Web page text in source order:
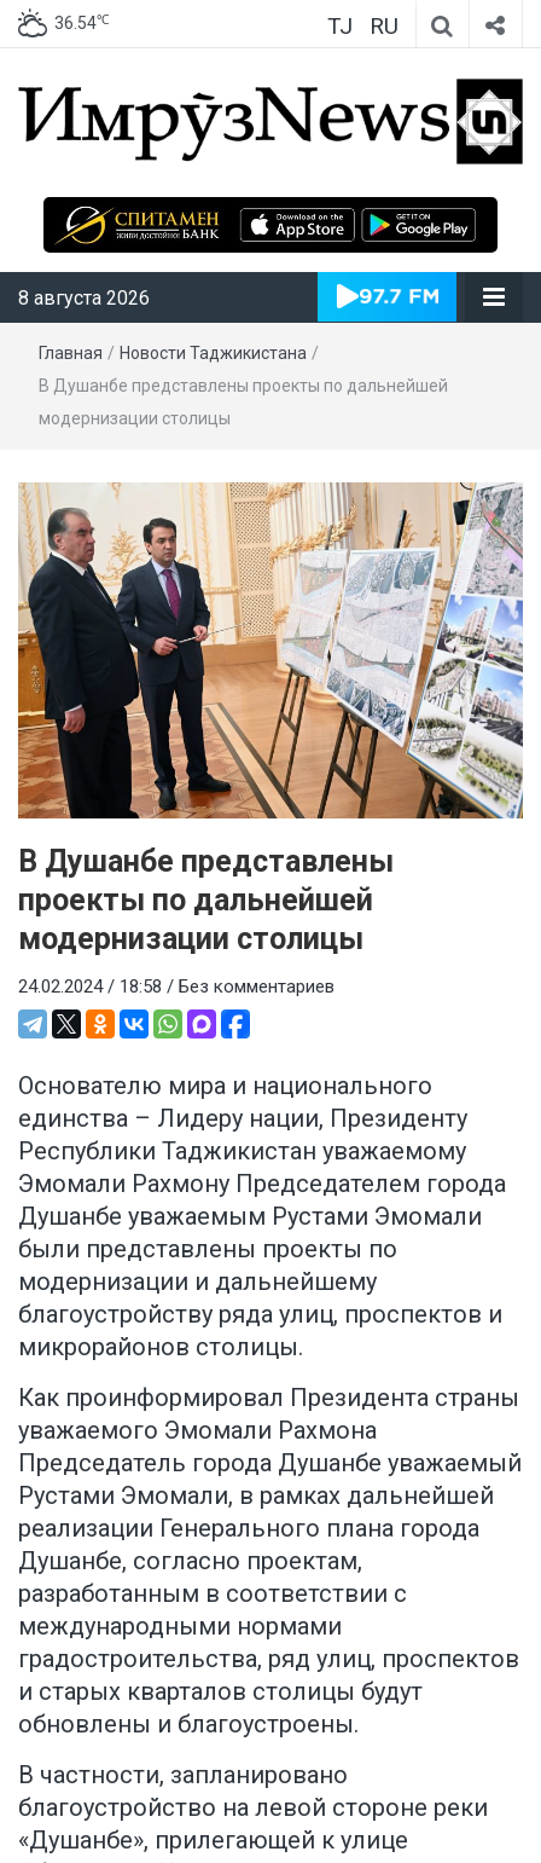
36.54℃ TJ RU
ИмрӯзNews
8 августа 2026
Главная / Новости Таджикистана /
В Душанбе представлены проекты по дальнейшей
модернизации столицы
В Душанбе представлены
проекты по дальнейшей
модернизации столицы
24.02.2024 / 18:58 / Без комментариев
Основателю мира и национального
единства – Лидеру нации, Президенту
Республики Таджикистан уважаемому
Эмомали Рахмону Председателем города
Душанбе уважаемым Рустами Эмомали
были представлены проекты по
модернизации и дальнейшему
благоустройству ряда улиц, проспектов и
микрорайонов столицы.
Как проинформировал Президента страны
уважаемого Эмомали Рахмона
Председатель города Душанбе уважаемый
Рустами Эмомали, в рамках дальнейшей
реализации Генерального плана города
Душанбе, согласно проектам,
разработанным в соответствии с
международными нормами
градостроительства, ряд улиц, проспектов
и старых кварталов столицы будут
обновлены и благоустроены.
В частности, запланировано
благоустройство на левой стороне реки
«Душанбе», прилегающей к улице